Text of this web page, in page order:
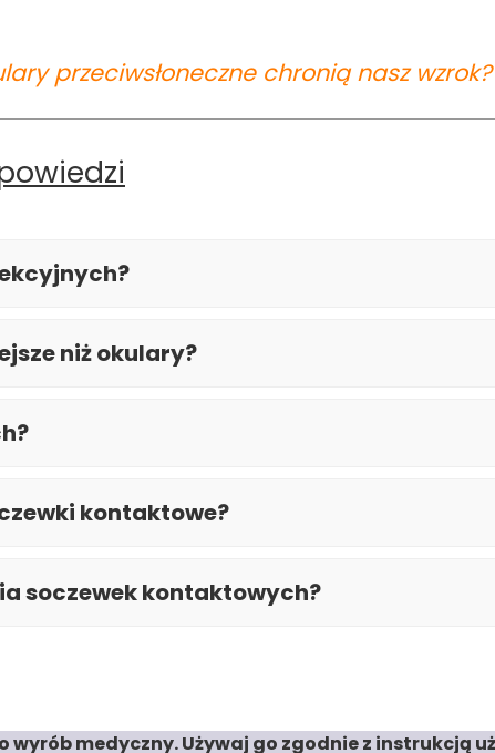
przeciwsłoneczne chronią nasz wzrok?
niż okulary?
kontaktowe?
soczewek kontaktowych?
medyczny. Używaj go zgodnie z instrukcją